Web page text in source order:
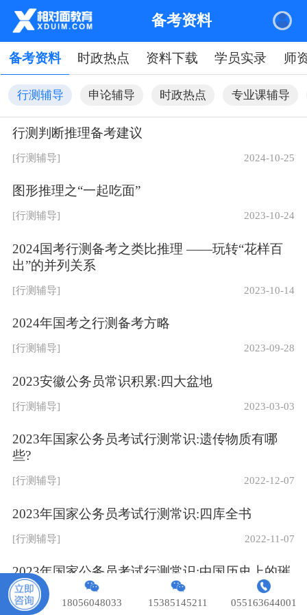
18056048033 15385145211 055163644001
备考资料
备考资料 时政热点 资料下载 学员实录 师
行测辅导 申论辅导 时政热点 专业课辅导
行测判断推理备考建议
[行测辅导] 2024-10-25
图形推理之“一起吃面”
[行测辅导] 2023-10-24
2024国考行测备考之类比推理 ——玩转“花样百
出”的并列关系
[行测辅导] 2023-10-14
2024年国考之行测备考方略
[行测辅导] 2023-09-28
2023安徽公务员常识积累:四大盆地
[行测辅导] 2023-03-03
2023年国家公务员考试行测常识:遗传物质有哪
些?
[行测辅导] 2022-12-07
2023年国家公务员考试行测常识:四库全书
[行测辅导] 2022-11-07
2023年国家公务员考试行测常识:中国历史上的璀
璨盛世
关于我们
联系我们 资料下载
安徽专升本
有.皖ICP备18008230号-1